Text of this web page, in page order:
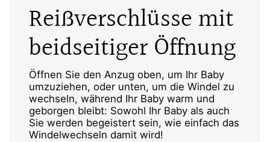
Reißverschlüsse mit
beidseitiger Öffnung
Öffnen Sie den Anzug oben, um Ihr Baby
umzuziehen, oder unten, um die Windel zu
wechseln, während Ihr Baby warm und
geborgen bleibt: Sowohl Ihr Baby als auch
Sie werden begeistert sein, wie einfach das
Windelwechseln damit wird!